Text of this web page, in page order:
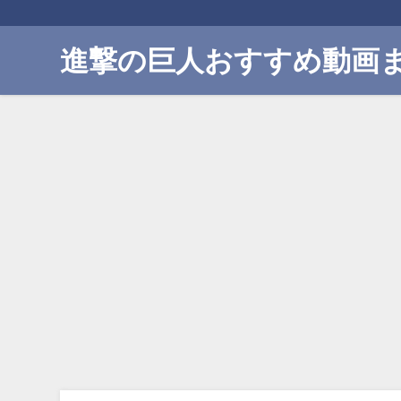
進撃の巨人おすすめ動画